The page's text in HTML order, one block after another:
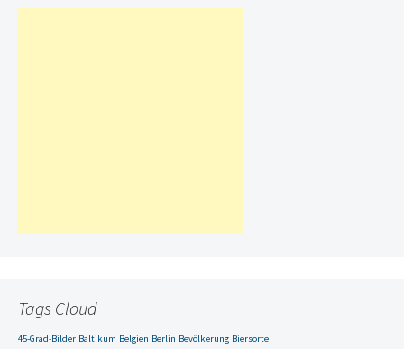
Tags Cloud
45-Grad-Bilder Baltikum Belgien Berlin Bevölkerung Biersorte